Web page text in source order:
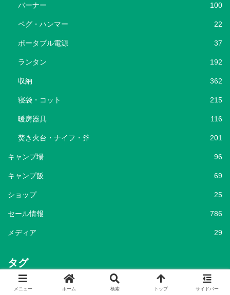
バーナー 100
ペグ・ハンマー 22
ポータブル電源 37
ランタン 192
収納 362
寝袋・コット 215
暖房器具 116
焚き火台・ナイフ・斧 201
キャンプ場 96
キャンプ飯 69
ショップ 25
セール情報 786
メディア 29
タグ
キャンプ キャンプグッズ キャンプ用品
メニュー ホーム 検索 トップ サイドバー